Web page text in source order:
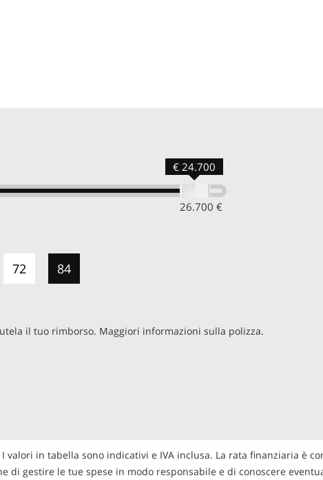
26.700 €
€ 24.700
72 84
il tuo rimborso. Maggiori informazioni sulla polizza.
in tabella sono indicativi e IVA inclusa. La rata finanziaria è
di gestire le tue spese in modo responsabile e di conoscere